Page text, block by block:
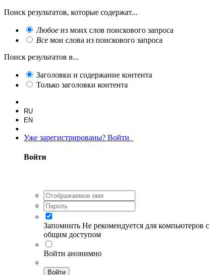
Поиск результатов, которые содержат...
Любое из моих слов поискового запроса
Все мои слова из поискового запроса
Поиск результатов в...
Заголовки и содержание контента
Только заголовки контента
RU
EN
Уже зарегистрированы? Войти
Войти
Запомнить Не рекомендуется для компьютеров с
общим доступом
Войти анонимно
Войти